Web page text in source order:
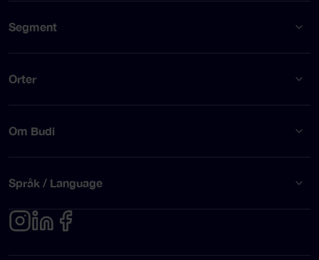
Segment
Orter
Om Budi
Språk / Language